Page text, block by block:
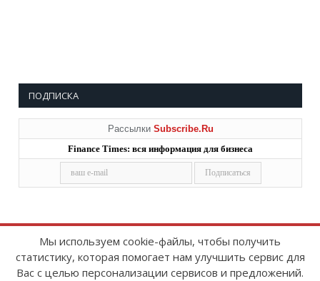
ПОДПИСКА
Рассылки Subscribe.Ru
Finance Times: вся информация для бизнеса
Copyright © 2008-2026FinanceTimes
Зарегистрировано в Роскомнадзоре
Мы используем cookie-файлы, чтобы получить
статистику, которая помогает нам улучшить сервис для
Вас с целью персонализации сервисов и предложений.